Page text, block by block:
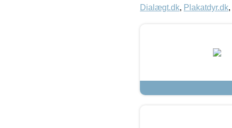
Dialægt.dk, Plakatdyr.dk,